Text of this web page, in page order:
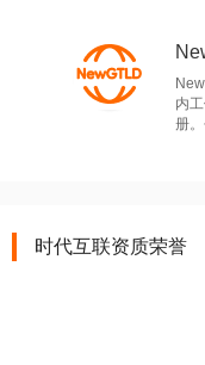
内
册
时代互联资质荣誉